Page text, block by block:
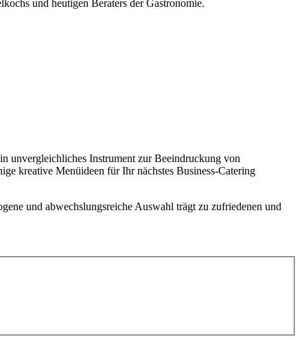
und heutigen Beraters der Gastronomie.
unvergleichliches Instrument zur Beeindruckung von
kreative Menüideen für Ihr nächstes Business-Catering
und abwechslungsreiche Auswahl trägt zu zufriedenen und